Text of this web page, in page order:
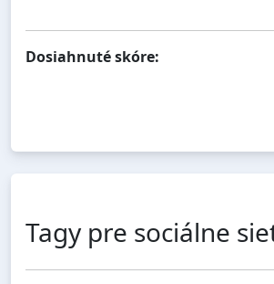
Dosiahnuté skóre:
Tagy pre sociálne